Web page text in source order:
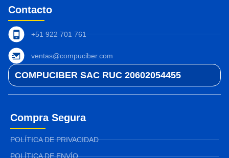
Contacto
+51 922 701 761
ventas@compuciber.com
COMPUCIBER SAC RUC 20602054455
Compra Segura
POLÍTICA DE PRIVACIDAD
POLÍTICA DE ENVÍO